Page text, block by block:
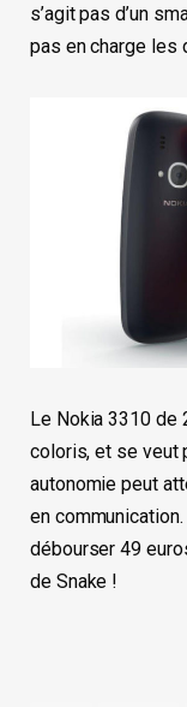
s’agit pas d’un
pas en charge les
Le Nokia 3310
coloris, et se veut
autonomie peut
en
débourser 49
de Snake !